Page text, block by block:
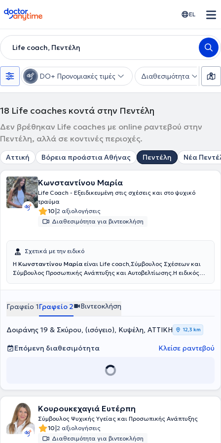
doctoranytime EL
Life coach, Πεντέλη
DO+ Προνομιακές τιμές Διαθεσιμότητα
18 Life coaches κοντά στην Πεντέλη
Δεν βρέθηκαν Life coaches με online ραντεβού στην
Πεντέλη, αλλά σε κοντινές περιοχές.
Αττική Βόρεια προάστια Αθήνας Πεντέλη Νέα
Κωνσταντίνου Μαρία
Life Coach - Eξειδικευμένη στις σχέσεις και στο ψυχικό
τραύμα
10|2 αξιολογήσεις
Διαθεσιμότητα για βιντεοκλήση
Σχετικά με την ειδικό
Η Κωνσταντίνου Μαρία είναι Life coach,Σύμβουλος Σχέσεων και
Σύμβουλος Προσωπικής Ανάπτυξης και Αυτοβελτίωσης.Η ειδικός
Πανεπιστήμιο Αθηνών (ΕΚΠΑ) καθώς και πιστοποιημένη ειδικός στο
Uninersity UK.
Γραφείο 1Γραφείο 2 Βιντεοκλήση
Δοιράνης 19 & Σκύρου, (ισόγειο), Κυψέλη, ΑΤΤΙΚΗ 12,3 km
Επόμενη διαθεσιμότητα Κλείσε ραντεβού
Κουρουκεχαγιά Ευτέρπη
Σύμβουλος Ψυχικής Υγείας και Προσωπικής Ανάπτυξης
10|2 αξιολογήσεις
Διαθεσιμότητα για βιντεοκλήση